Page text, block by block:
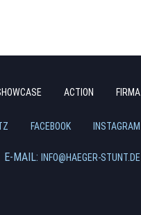
ACTION FIRMA
FACEBOOK INSTAGRAM
E-MAIL: INFO@HAEGER-STUNT.DE